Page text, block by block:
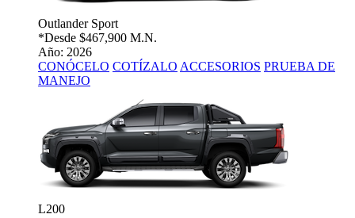
Outlander Sport
*Desde $467,900 M.N.
Año: 2026
CONÓCELO COTÍZALO ACCESORIOS PRUEBA DE
MANEJO
L200